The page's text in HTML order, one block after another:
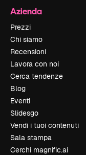
Azienda
Prezzi
Chi siamo
Recensioni
Lavora con noi
Cerca tendenze
Blog
Eventi
Slidesgo
Vendi i tuoi contenuti
Sala stampa
Cerchi magnific.ai